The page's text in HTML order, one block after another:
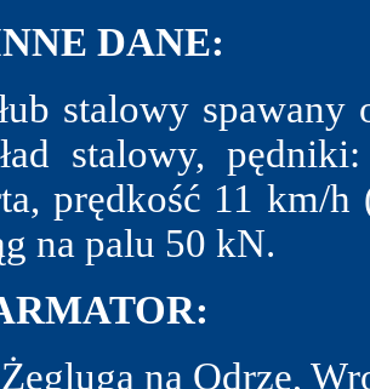
DANE:
stalowy spawany
stalowy,
prędkość 11 km/h
na palu 50 kN.
Żegluga na Odrze,